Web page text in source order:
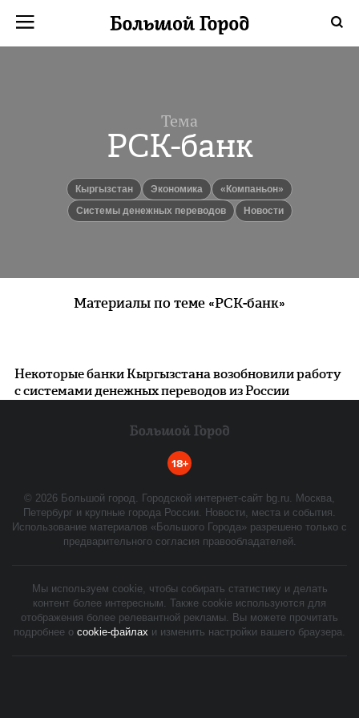
Тема
РСК-банк
Кыргызстан экономика
«Компаньон»
системы денежных переводов
новости
Материалы по теме «РСК-банк»
Некоторые банки Кыргызстана возобновили работу
с системами денежных переводов из России
18+
© 2026 Большой город. Городской интернет-сайт bg.ru. Москва,
Петербург и крупные города России. Новости, места и события.
Использование материалов «Большого Города» разрешено только с
предварительного согласия правообладателей.
Мы используем cookie, чтобы собирать статистику и делать
контент более интересным. Также cookie используются для
отображения более релевантной рекламы. Вы можете прочитать
подробнее о cookie-файлах и изменить настройки вашего браузера.